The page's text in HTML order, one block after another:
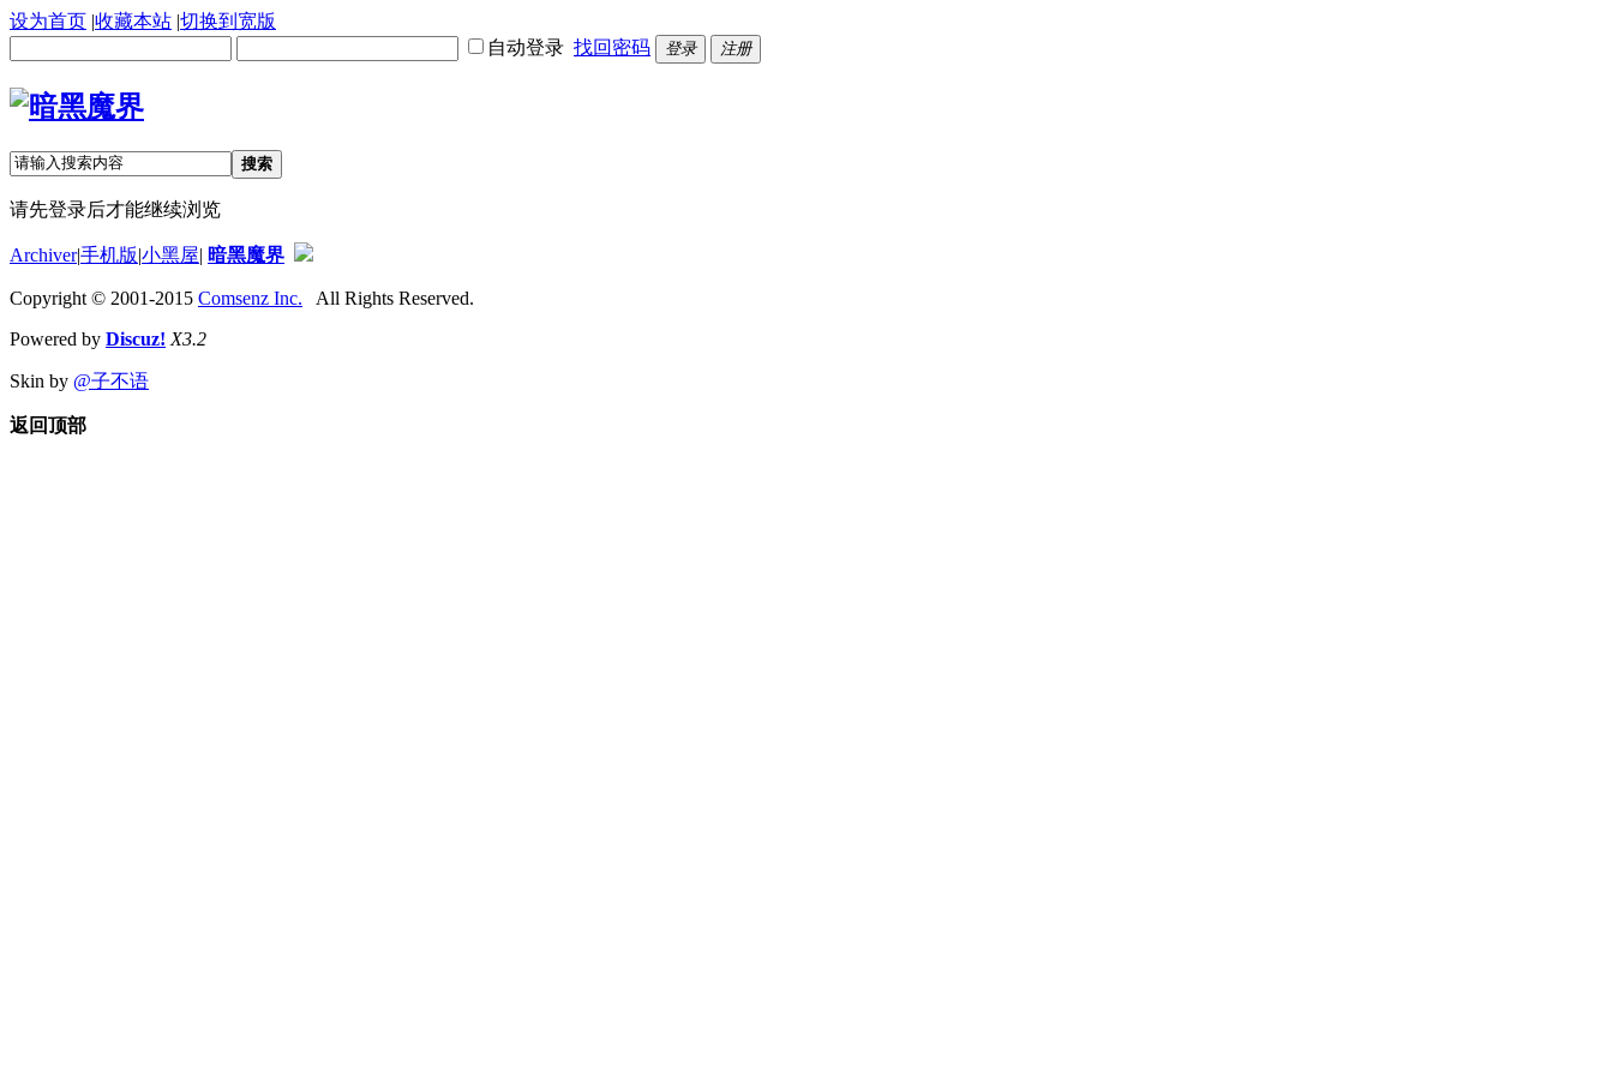
设为首页 |收藏本站 |切换到宽版
自动登录 找回密码 登录 注册
搜索
请先登录后才能继续浏览
Archiver|手机版|小黑屋| 暗黑魔界
Copyright © 2001-2015 Comsenz Inc. All Rights Reserved.
Powered by Discuz! X3.2
Skin by @子不语
返回顶部